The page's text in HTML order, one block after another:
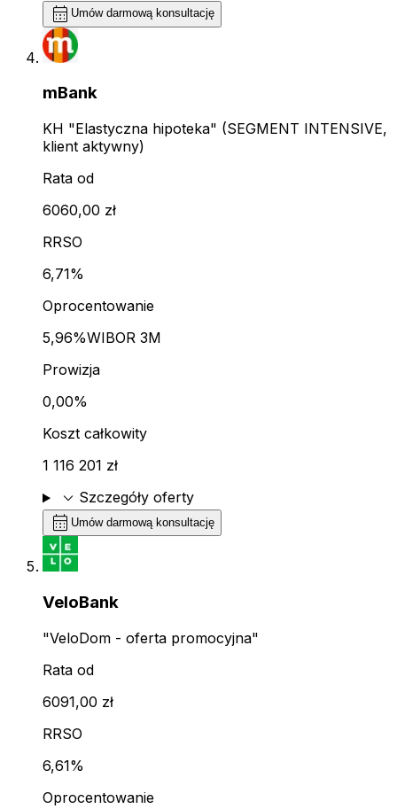
calendar_month Umów darmową konsultację
mBank
KH "Elastyczna hipoteka" (SEGMENT INTENSIVE,
klient aktywny)
Rata od
6060,00 zł
RRSO
6,71%
Oprocentowanie
5,96%WIBOR 3M
Prowizja
0,00%
Koszt całkowity
1 116 201 zł
expand_more Szczegóły oferty
calendar_month Umów darmową konsultację
VeloBank
"VeloDom - oferta promocyjna"
Rata od
6091,00 zł
RRSO
6,61%
Oprocentowanie